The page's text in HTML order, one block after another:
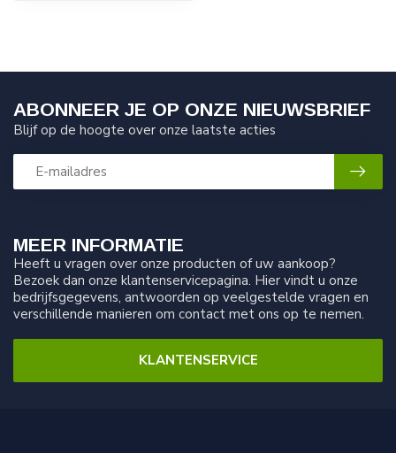
MEER INFORMATIE
Heeft u vragen over onze producten of uw aankoop?
Bezoek dan onze klantenservicepagina. Hier vindt u onze
bedrijfsgegevens, antwoorden op veelgestelde vragen en
verschillende manieren om contact met ons op te nemen.
KLANTENSERVICE
ABONNEER JE OP ONZE NIEUWSBRIEF
Blijf op de hoogte over onze laatste acties